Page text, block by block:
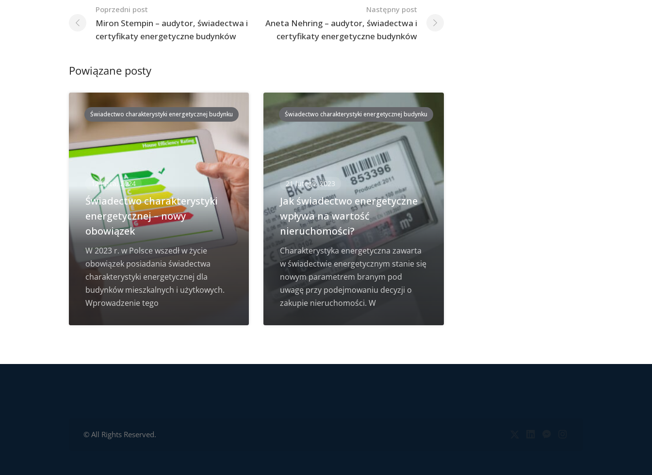
Nawigacja
po
postach
Poprzedni post
Miron Stempin – audytor, świadectwa i
certyfikaty energetyczne budynków
Następny post
Aneta Nehring – audytor, świadectwa i
certyfikaty energetyczne budynków
Powiązane posty
Świadectwo charakterystyki energetycznej budynku
12 lipca, 2024
Świadectwo charakterystyki
energetycznej – nowy
obowiązek
W 2023 r. w Polsce wszedł w życie
obowiązek posiadania świadectwa
charakterystyki energetycznej dla
budynków mieszkalnych i użytkowych.
Wprowadzenie tego
Świadectwo charakterystyki energetycznej budynku
21 lutego, 2023
Jak świadectwo energetyczne
wpływa na wartość
nieruchomości?
Charakterystyka energetyczna zawarta
w świadectwie energetycznym stanie się
nowym parametrem branym pod
uwagę przy podejmowaniu decyzji o
zakupie nieruchomości. W
© All Rights Reserved.